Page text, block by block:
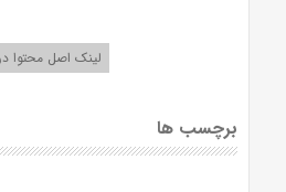
لینک اصل محتوا
برچسب ها